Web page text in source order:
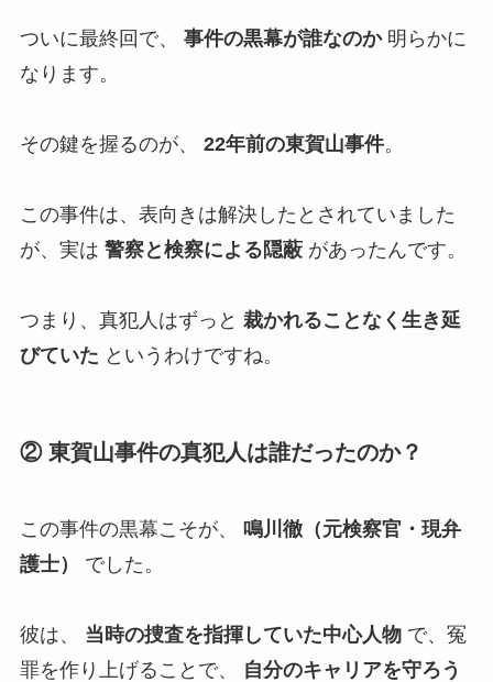
ついに最終回で、 事件の黒幕が誰なのか明らかに
なります。
その鍵を握るのが、 22年前の東賀山事件。
この事件は、表向きは解決したとされていました
が、実は 警察と検察による隠蔽があったんです。
つまり、真犯人はずっと 裁かれることなく生き延
びていた というわけですね。
② 東賀山事件の真犯人は誰だったのか？
この事件の黒幕こそが、 鳴川徹（元検察官・現弁
護士）
でした。
彼は、 当時の捜査を指揮していた中心人物で、冤
罪を作り上げることで、
自分のキャリアを守ろう